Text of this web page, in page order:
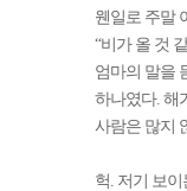
웬일로 주말
“비가 올 것
엄마의 말을
하나였다. 해
사람은 많지
헉. 저기 보